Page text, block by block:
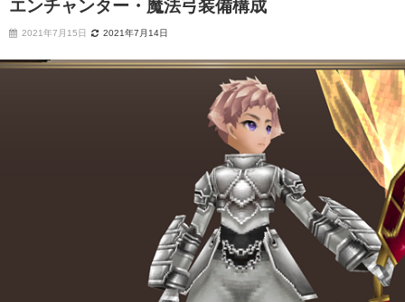
エンチャンター・魔法弓装備構成
2021年7月15日 2021年7月14日